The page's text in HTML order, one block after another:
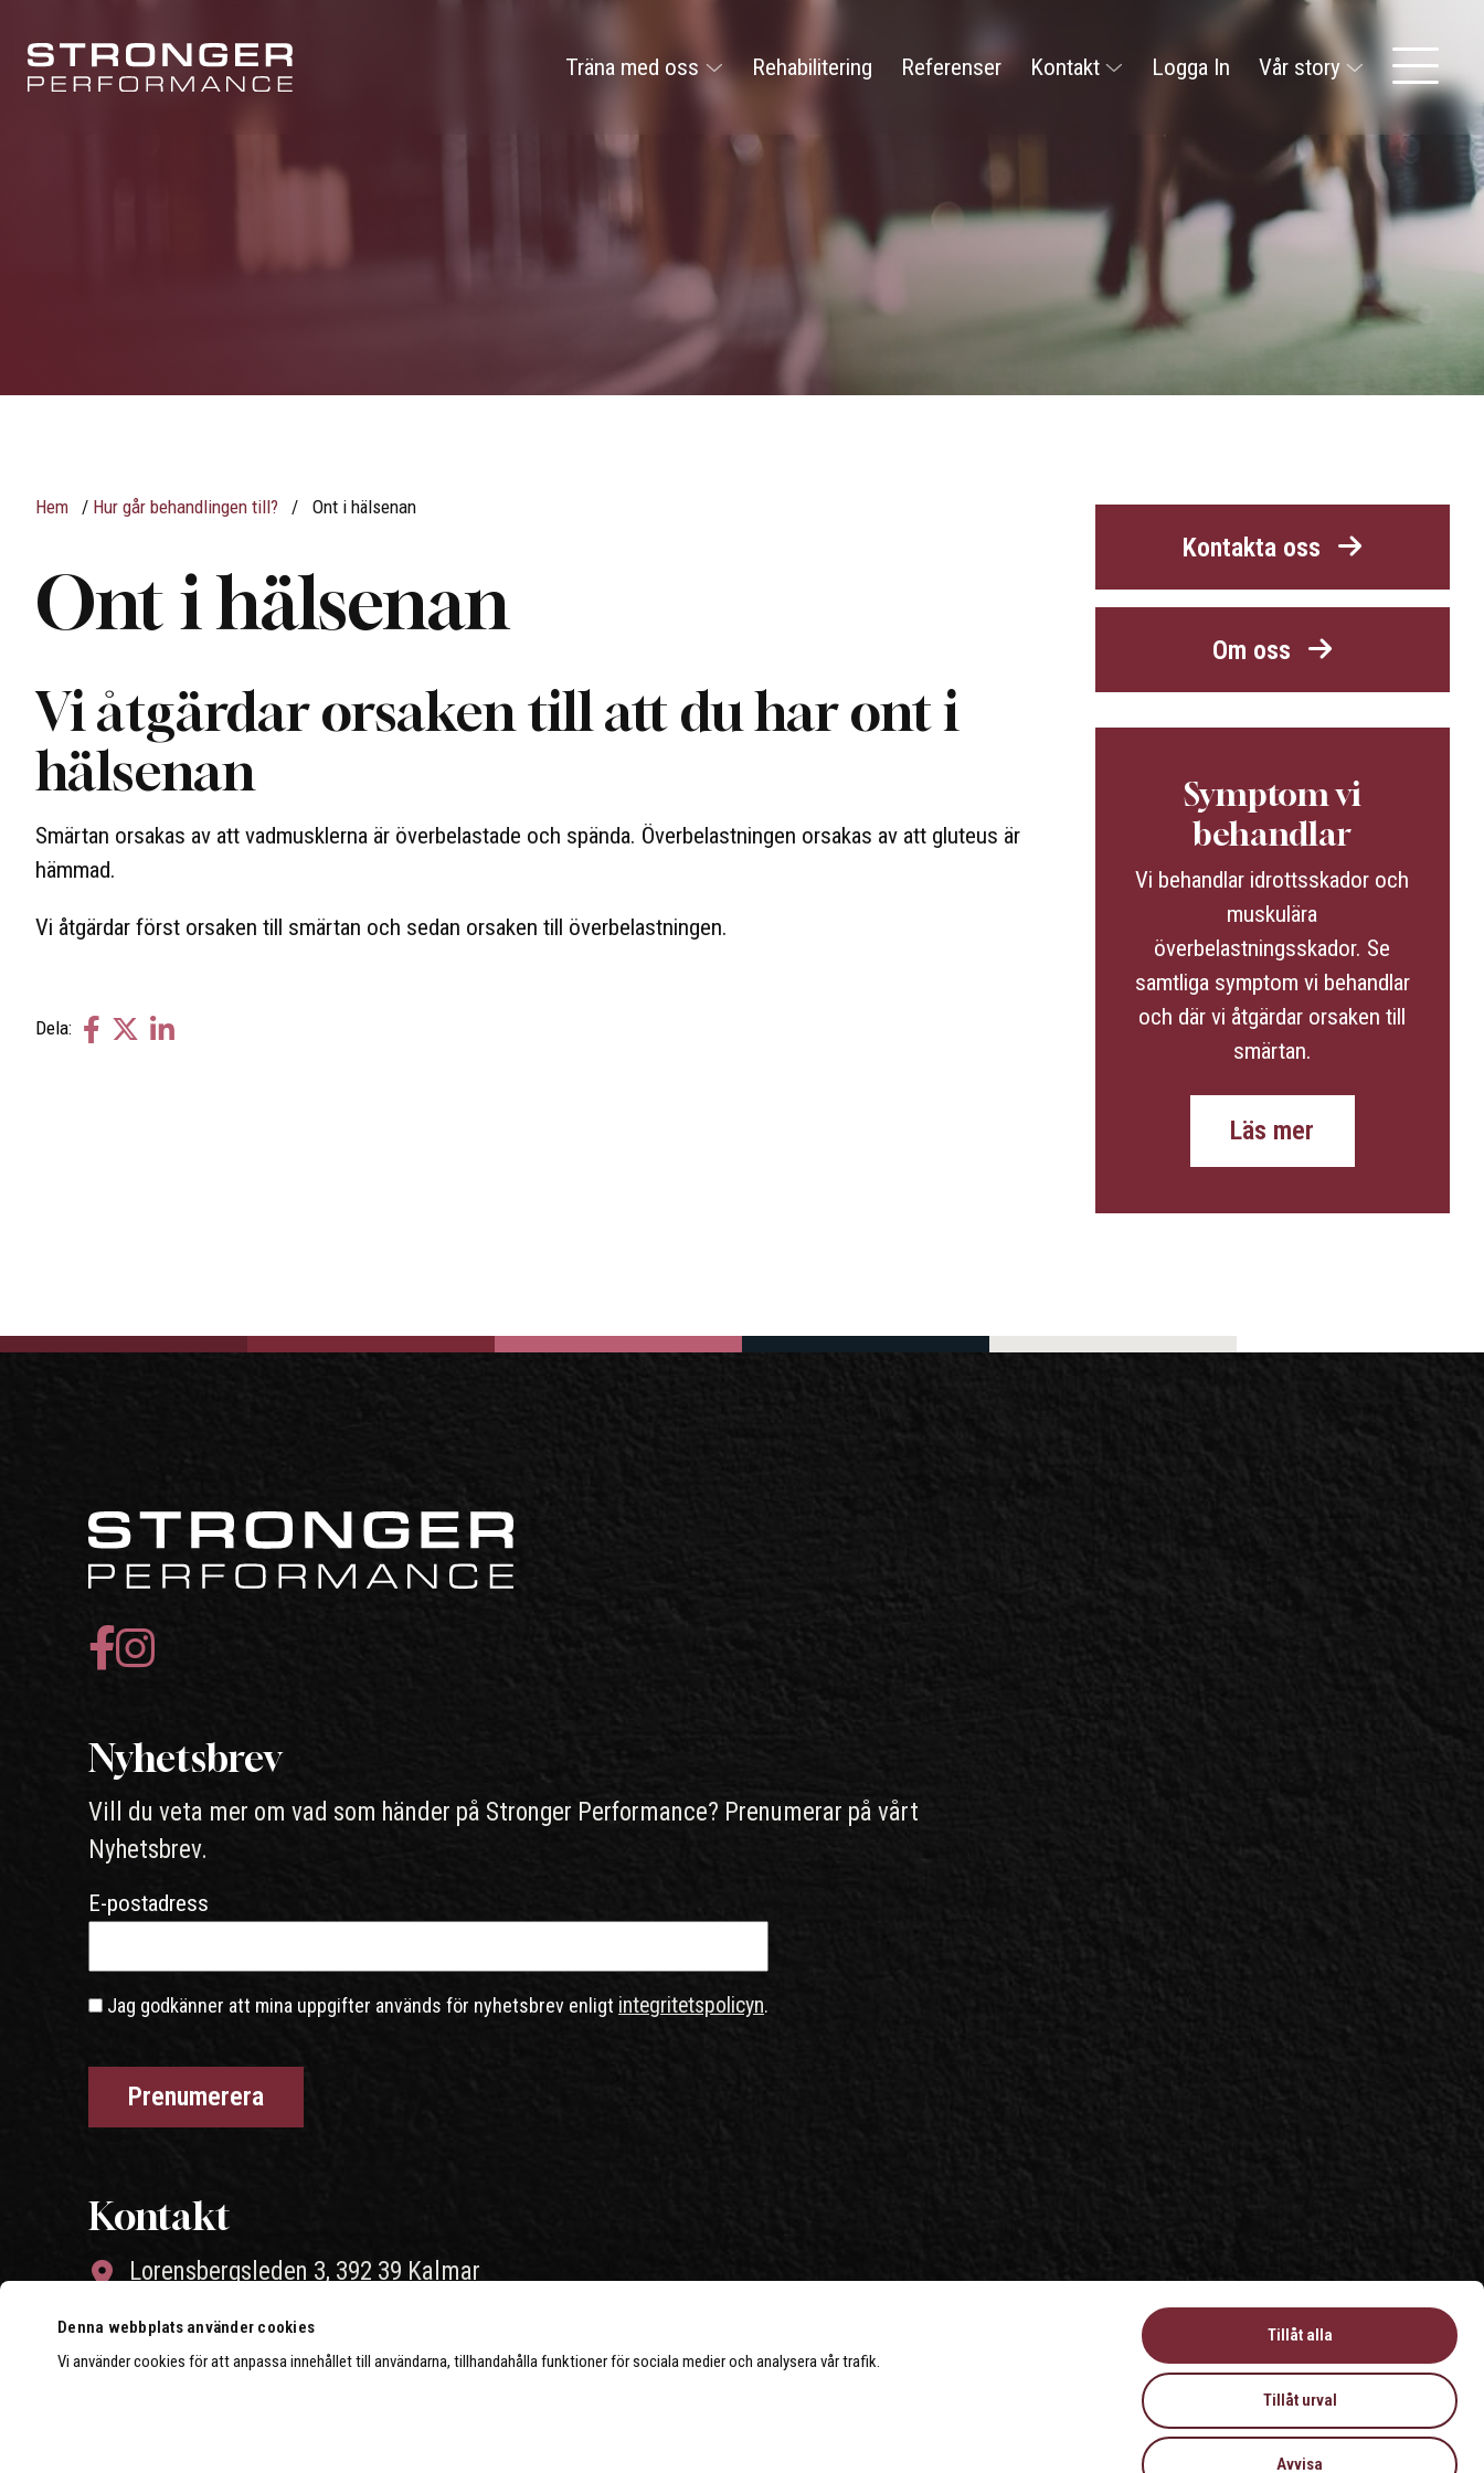
Denna webbplats använder cookies
Vi använder cookies för att anpassa innehållet till användarna, tillhandahålla funktioner för sociala medier och analysera vår trafik.
Tillåt alla
Tillåt urval
Avvisa
Träna med oss Rehabilitering Referenser Kontakt Logga In Vår story
Hem / Hur går behandlingen till? / Ont i hälsenan
Ont i hälsenan
Vi åtgärdar orsaken till att du har ont i
hälsenan
Smärtan orsakas av att vadmusklerna är överbelastade och spända. Överbelastningen orsakas av att gluteus är
hämmad.
Vi åtgärdar först orsaken till smärtan och sedan orsaken till överbelastningen.
Dela:
Dela
DelaDela
Kontakta oss
Om oss
Symptom vi
behandlar
Vi behandlar idrottsskador och
muskulära
överbelastningsskador. Se
samtliga symptom vi behandlar
och där vi åtgärdar orsaken till
smärtan.
Läs mer
Nyhetsbrev
Vill du veta mer om vad som händer på Stronger Performance? Prenumerar på vårt
Nyhetsbrev.
E-postadress
Jag godkänner att mina uppgifter används för nyhetsbrev enligt integritetspolicyn.
Kontakt
Lorensbergsleden 3, 392 39 Kalmar
010-26 46 004
info@strongerperformance.se